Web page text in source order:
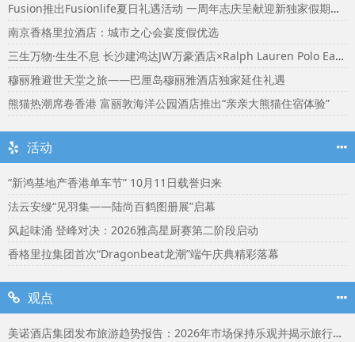
Fusion推出Fusionlife夏日礼遇活动 一周年志庆呈献迎新独家假期奖赏
南京香格里拉酒店：城市之心会宴度假优选
三生万物·生生不息 长沙建鸿达JW万豪酒店×Ralph Lauren Polo Earth开启可持续生活旅行美学
穆丽雅避世天堂之旅——巴厘岛穆丽雅酒店独家延住礼遇
熊猫热潮席卷香港 富丽敦海洋公园酒店推出“亲亲大熊猫住宿体验”
活动
“新鸿基地产香港单车节” 10月11日载誉归来
法云安缦“见羽集——陆尚百鹤图册展”启幕
风起味涌 登峰对决：2026雅高星厨赛第二阶段启动
香格里拉集团首次“Dragonbeat龙潮”端午庆典精彩落幕
观点
美诺酒店集团发布旅游趋势报告：2026年市场保持乐观并揭示旅行者渴望联结